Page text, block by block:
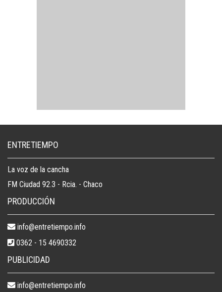
ENTRETIEMPO
La voz de la cancha
FM Ciudad 92.3 - Rcia. - Chaco
PRODUCCIÓN
info@entretiempo.info
0362 - 15 4690332
PUBLICIDAD
info@entretiempo.info